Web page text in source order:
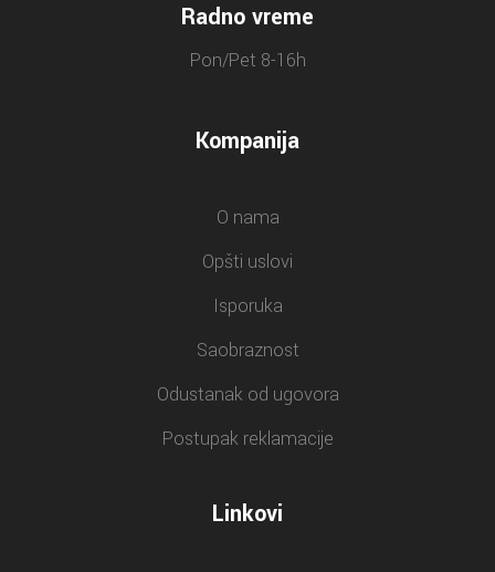
Radno vreme
Pon/Pet 8-16h
Kompanija
O nama
Opšti uslovi
Isporuka
Saobraznost
Odustanak od ugovora
Postupak reklamacije
Linkovi